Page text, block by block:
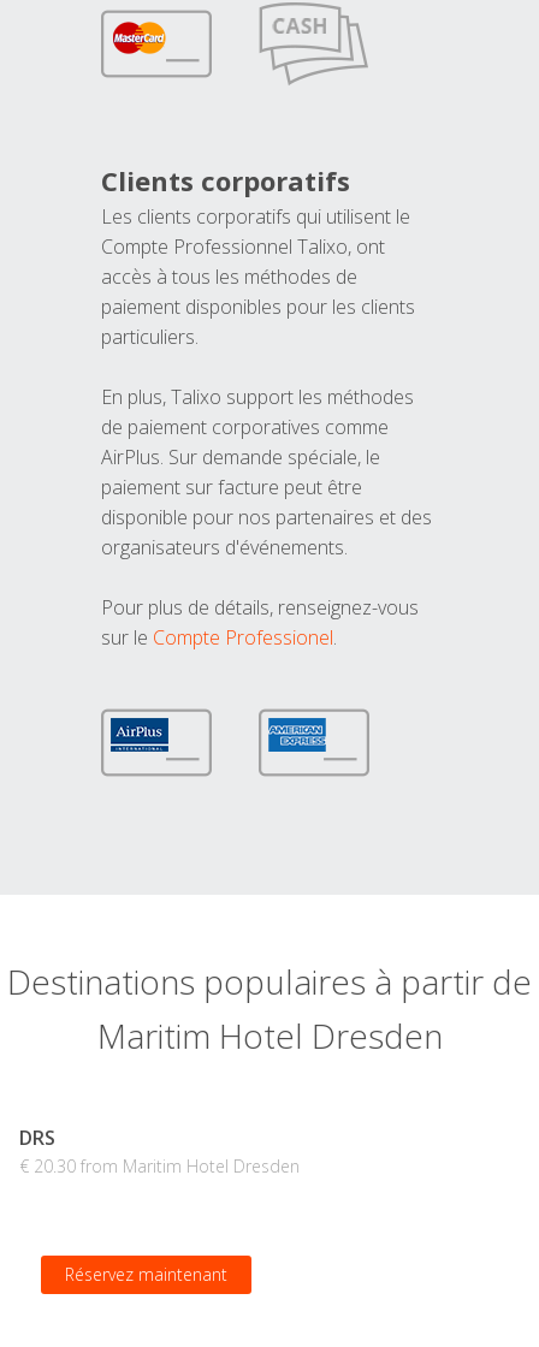
Clients corporatifs
Les clients corporatifs qui utilisent le
Compte Professionnel Talixo, ont
accès à tous les méthodes de
paiement disponibles pour les clients
particuliers.
En plus, Talixo support les méthodes
de paiement corporatives comme
AirPlus. Sur demande spéciale, le
paiement sur facture peut être
disponible pour nos partenaires et des
organisateurs d'événements.
Pour plus de détails, renseignez-vous
sur le Compte Professionel.
Destinations populaires à partir de
Maritim Hotel Dresden
DRS
€ 20.30 from Maritim Hotel Dresden
Réservez maintenant